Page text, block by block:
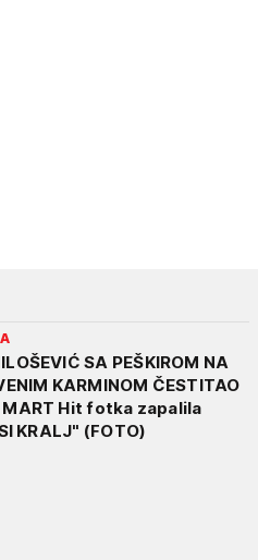
SA PEŠKIROM NA
KARMINOM ČESTITAO
MART Hit fotka zapalila
KRALJ" (FOTO)